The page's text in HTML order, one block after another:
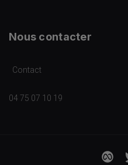
Nous contacter
Contact
04 75 07 10 19